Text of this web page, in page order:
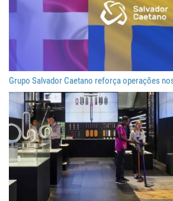
Grupo Salvador Caetano reforça operações